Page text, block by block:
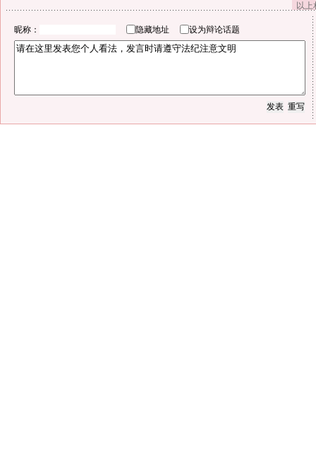
以
昵称： 隐藏地址 设为辩论话题